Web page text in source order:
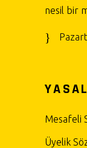
nesil bir
Mesafeli
Üyelik